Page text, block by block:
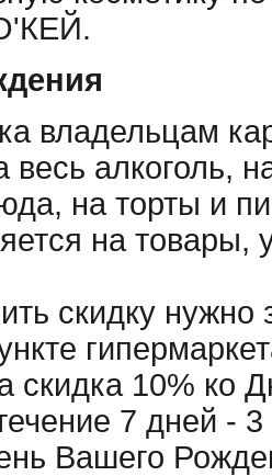
владельцам
весь алкоголь,
на торты и
на товары,
скидку нужно
скидка 10% ко
7 дней -
Вашего